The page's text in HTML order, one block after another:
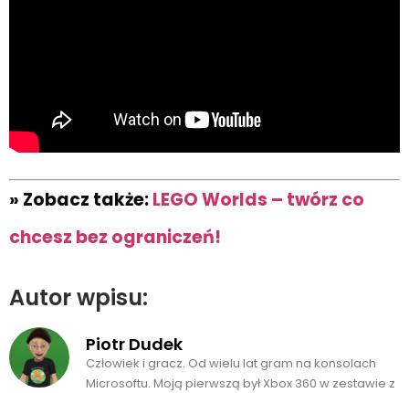
» Zobacz także:LEGO Worlds – twórz co
chcesz bez ograniczeń!
Autor wpisu:
Piotr Dudek
Człowiek i gracz. Od wielu lat gram na konsolach
Microsoftu. Moją pierwszą był Xbox 360 w zestawie z